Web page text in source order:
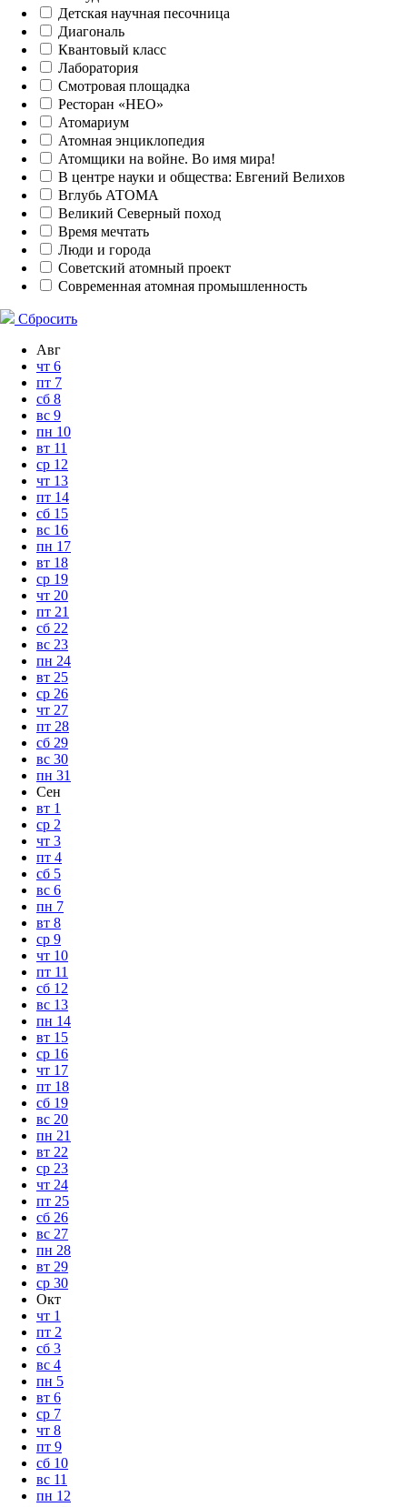
Детская научная песочница
Диагональ
Квантовый класс
Лаборатория
Смотровая площадка
Ресторан «НЕО»
Атомариум
Атомная энциклопедия
Атомщики на войне. Во имя мира!
В центре науки и общества: Евгений Велихов
Вглубь АТОМА
Великий Северный поход
Время мечтать
Люди и города
Советский атомный проект
Современная атомная промышленность
Сбросить
Авг
чт 6
пт 7
сб 8
вс 9
пн 10
вт 11
ср 12
чт 13
пт 14
сб 15
вс 16
пн 17
вт 18
ср 19
чт 20
пт 21
сб 22
вс 23
пн 24
вт 25
ср 26
чт 27
пт 28
сб 29
вс 30
пн 31
Сен
вт 1
ср 2
чт 3
пт 4
сб 5
вс 6
пн 7
вт 8
ср 9
чт 10
пт 11
сб 12
вс 13
пн 14
вт 15
ср 16
чт 17
пт 18
сб 19
вс 20
пн 21
вт 22
ср 23
чт 24
пт 25
сб 26
вс 27
пн 28
вт 29
ср 30
Окт
чт 1
пт 2
сб 3
вс 4
пн 5
вт 6
ср 7
чт 8
пт 9
сб 10
вс 11
пн 12